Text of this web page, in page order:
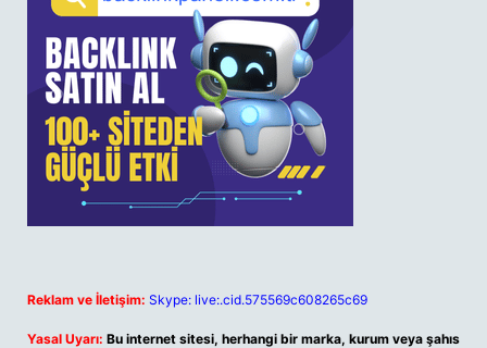
Reklam ve İletişim: Skype: live:.cid.575569c608265c69
Yasal Uyarı: Bu internet sitesi, herhangi bir marka, kurum veya şahıs